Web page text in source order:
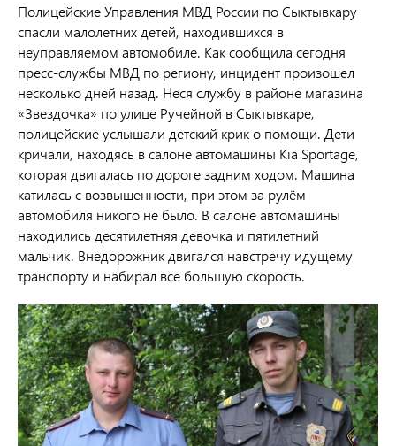
Полицейские Управления МВД России по Сыктывкару
спасли малолетних детей, находившихся в
неуправляемом автомобиле. Как сообщила сегодня
пресс-службы МВД по региону, инцидент произошел
несколько дней назад. Неся службу в районе магазина
«Звездочка» по улице Ручейной в Сыктывкаре,
полицейские услышали детский крик о помощи. Дети
кричали, находясь в салоне автомашины Kia Sportage,
которая двигалась по дороге задним ходом. Машина
катилась с возвышенности, при этом за рулём
автомобиля никого не было. В салоне автомашины
находились десятилетняя девочка и пятилетний
мальчик. Внедорожник двигался навстречу идущему
транспорту и набирал все большую скорость.